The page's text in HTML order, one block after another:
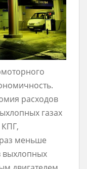
расходов
газах
меньше
выхлопных